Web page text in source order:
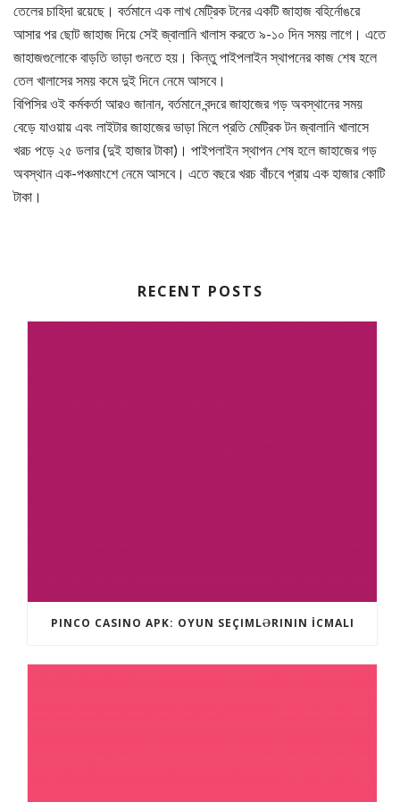
তেলের চাহিদা রয়েছে। বর্তমানে এক লাখ মেট্রিক টনের একটি জাহাজ বহির্নোঙরে
আসার পর ছোট জাহাজ দিয়ে সেই জ্বালানি খালাস করতে ৯-১০ দিন সময় লাগে। এতে
জাহাজগুলোকে বাড়তি ভাড়া গুনতে হয়। কিন্তু পাইপলাইন স্থাপনের কাজ শেষ হলে
তেল খালাসের সময় কমে দুই দিনে নেমে আসবে।
বিপিসির ওই কর্মকর্তা আরও জানান, বর্তমানে বন্দরে জাহাজের গড় অবস্থানের সময়
বেড়ে যাওয়ায় এবং লাইটার জাহাজের ভাড়া মিলে প্রতি মেট্রিক টন জ্বালানি খালাসে
খরচ পড়ে ২৫ ডলার (দুই হাজার টাকা)। পাইপলাইন স্থাপন শেষ হলে জাহাজের গড়
অবস্থান এক-পঞ্চমাংশে নেমে আসবে। এতে বছরে খরচ বাঁচবে প্রায় এক হাজার কোটি
টাকা।
RECENT POSTS
PINCO CASINO APK: OYUN SEÇIMLƏRININ İCMALI